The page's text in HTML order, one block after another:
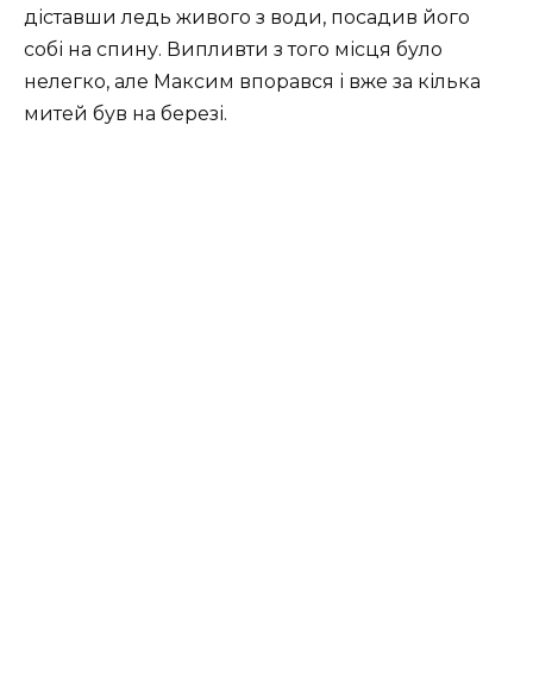
діставши ледь живого з води, посадив його
собі на спину. Випливти з того місця було
нелегко, але Максим впорався і вже за кілька
митей був на березі.